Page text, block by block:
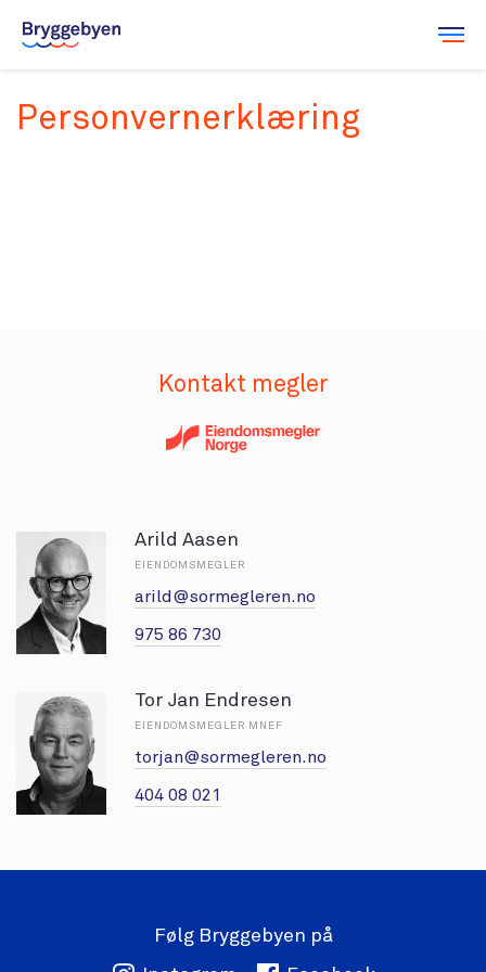
Leilighetsvelger
Personvernerklæring
Kontakt megler
Arild Aasen
EIENDOMSMEGLER
arild@sormegleren.no
975 86 730
Tor Jan Endresen
EIENDOMSMEGLER MNEF
torjan@sormegleren.no
404 08 021
Følg Bryggebyen på